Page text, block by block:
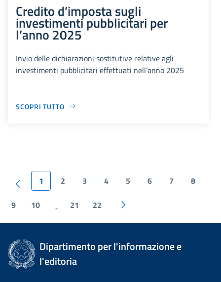
Credito d’imposta sugli
investimenti pubblicitari per
l’anno 2025
Invio delle dichiarazioni sostitutive relative agli
investimenti pubblicitari effettuati nell’anno 2025
SCOPRI TUTTO
1 2 3 4 5 6 7 8
9 10 ... 21 22
Dipartimento per l'informazione e
l'editoria